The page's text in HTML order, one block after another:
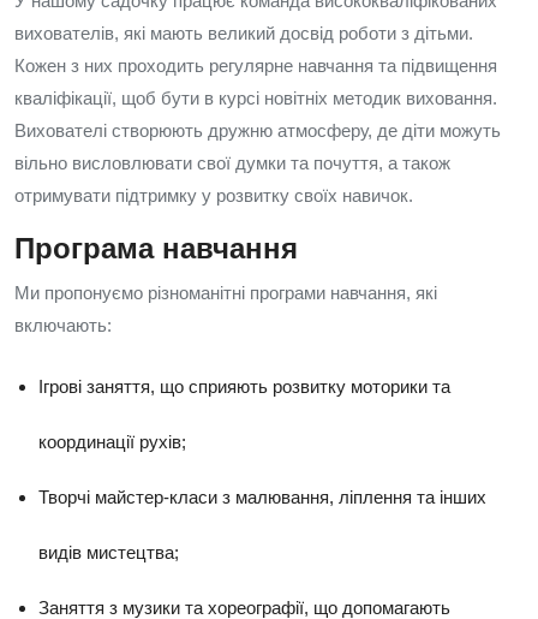
вихователів, які мають великий досвід роботи з дітьми.
Кожен з них проходить регулярне навчання та підвищення
кваліфікації, щоб бути в курсі новітніх методик виховання.
Вихователі створюють дружню атмосферу, де діти можуть
вільно висловлювати свої думки та почуття, а також
отримувати підтримку у розвитку своїх навичок.
Програма навчання
Ми пропонуємо різноманітні програми навчання, які
включають:
Ігрові заняття, що сприяють розвитку моторики та
координації рухів;
Творчі майстер-класи з малювання, ліплення та інших
видів мистецтва;
Заняття з музики та хореографії, що допомагають